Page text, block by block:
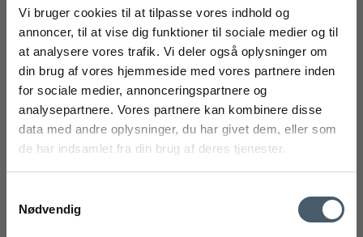
Vi bruger cookies til at tilpasse vores indhold og
annoncer, til at vise dig funktioner til sociale medier og til
at analysere vores trafik. Vi deler også oplysninger om
din brug af vores hjemmeside med vores partnere inden
for sociale medier, annonceringspartnere og
analysepartnere. Vores partnere kan kombinere disse
data med andre oplysninger, du har givet dem, eller som
de har indsamlet fra din brug af deres tjenester.
Nødvendig
HAY
299-AE366-D808-AO68M
209 NOK
Pris fra133 NOK
Vis produkt
FÅ 20% RABATT
Få 20 % rabatt ved å melde deg på vårt nyhetsbrev.
*Rabatten din kan ikke brukes på allerede nedsatte varer
eller produkter fra Rocket.